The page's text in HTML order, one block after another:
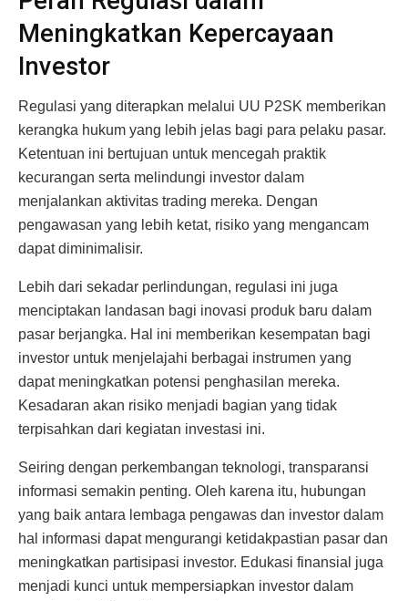
Meningkatkan Kepercayaan
Investor
Regulasi yang diterapkan melalui UU P2SK memberikan
kerangka hukum yang lebih jelas bagi para pelaku pasar.
Ketentuan ini bertujuan untuk mencegah praktik
kecurangan serta melindungi investor dalam
menjalankan aktivitas trading mereka. Dengan
pengawasan yang lebih ketat, risiko yang mengancam
dapat diminimalisir.
Lebih dari sekadar perlindungan, regulasi ini juga
menciptakan landasan bagi inovasi produk baru dalam
pasar berjangka. Hal ini memberikan kesempatan bagi
investor untuk menjelajahi berbagai instrumen yang
dapat meningkatkan potensi penghasilan mereka.
Kesadaran akan risiko menjadi bagian yang tidak
terpisahkan dari kegiatan investasi ini.
Seiring dengan perkembangan teknologi, transparansi
informasi semakin penting. Oleh karena itu, hubungan
yang baik antara lembaga pengawas dan investor dalam
hal informasi dapat mengurangi ketidakpastian pasar dan
meningkatkan partisipasi investor. Edukasi finansial juga
menjadi kunci untuk mempersiapkan investor dalam